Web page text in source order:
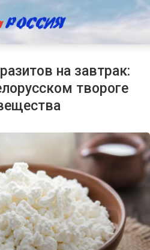
на завтрак:
твороге